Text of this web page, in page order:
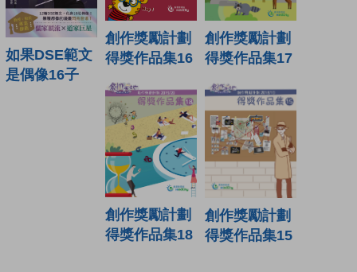
如果DSE範文
是偶像16子
創作獎勵計劃
得獎作品集16
創作獎勵計劃
得獎作品集17
創作獎勵計劃
得獎作品集18
創作獎勵計劃
得獎作品集15